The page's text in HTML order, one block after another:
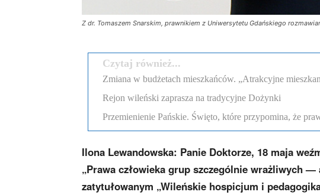
Z dr. Tomaszem Snarskim, prawnikiem z Uniwersytetu Gdańskiego
Czytaj również...
Zmiana w budżetach mieszkańców. „Atrakcyjne
Rejon wileński zaprasza na tradycyjne Dożynki
Przemienienie Pańskie. Święto, które przypomina, że
Ilona Lewandowska: Panie Doktorze, 18 maja
„Prawa człowieka grup szczególnie wrażliwych
zatytułowanym „Wileńskie hospicjum i